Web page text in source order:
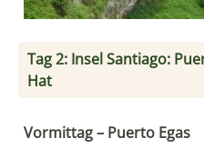
Tag 2: Insel Santiago:
Hat
Vormittag – Puerto Egas